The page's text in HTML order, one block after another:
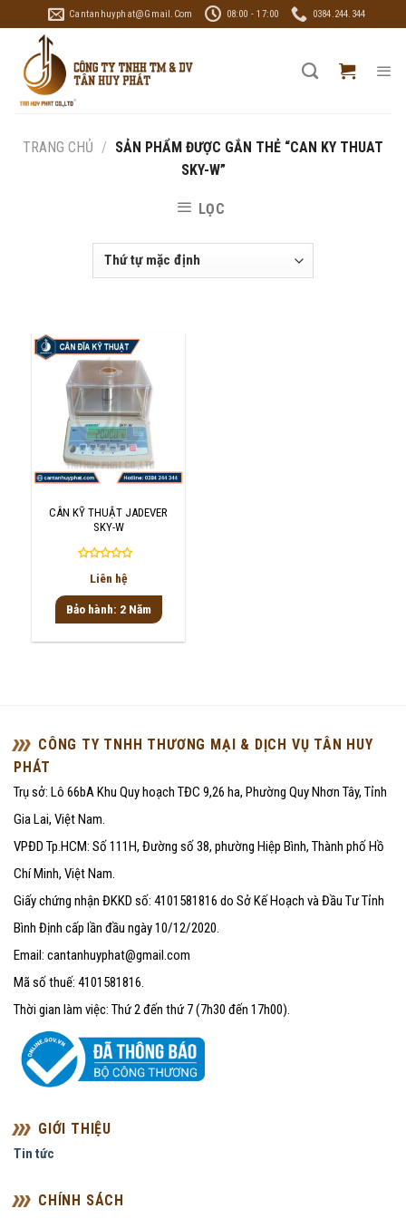
to
content
Cantanhuyphat@gmail.com 08:00 - 17:00 0384.244.344
TRANG CHỦ / SẢN PHẨM ĐƯỢC GẮN THẺ “CAN KY THUAT
SKY-W”
LỌC
CÂN KỸ THUẬT JADEVER
SKY-W
Được
hạng
0
sao
Liên hệ
Bảo hành: 2 Năm
CÔNG TY TNHH THƯƠNG MẠI & DỊCH VỤ TÂN HUY
PHÁT
Trụ sở: Lô 66bA Khu Quy hoạch TĐC 9,26 ha, Phường Quy Nhơn Tây, Tỉnh
Gia Lai, Việt Nam.
VPĐD Tp.HCM: Số 111H, Đường số 38, phường Hiệp Bình, Thành phố Hồ
Chí Minh, Việt Nam.
Giấy chứng nhận ĐKKD số: 4101581816 do Sở Kế Hoạch và Đầu Tư Tỉnh
Bình Định cấp lần đầu ngày 10/12/2020.
Email: cantanhuyphat@gmail.com
Mã số thuế: 4101581816.
Thời gian làm việc: Thứ 2 đến thứ 7 (7h30 đến 17h00).
GIỚI THIỆU
Tin tức
CHÍNH SÁCH